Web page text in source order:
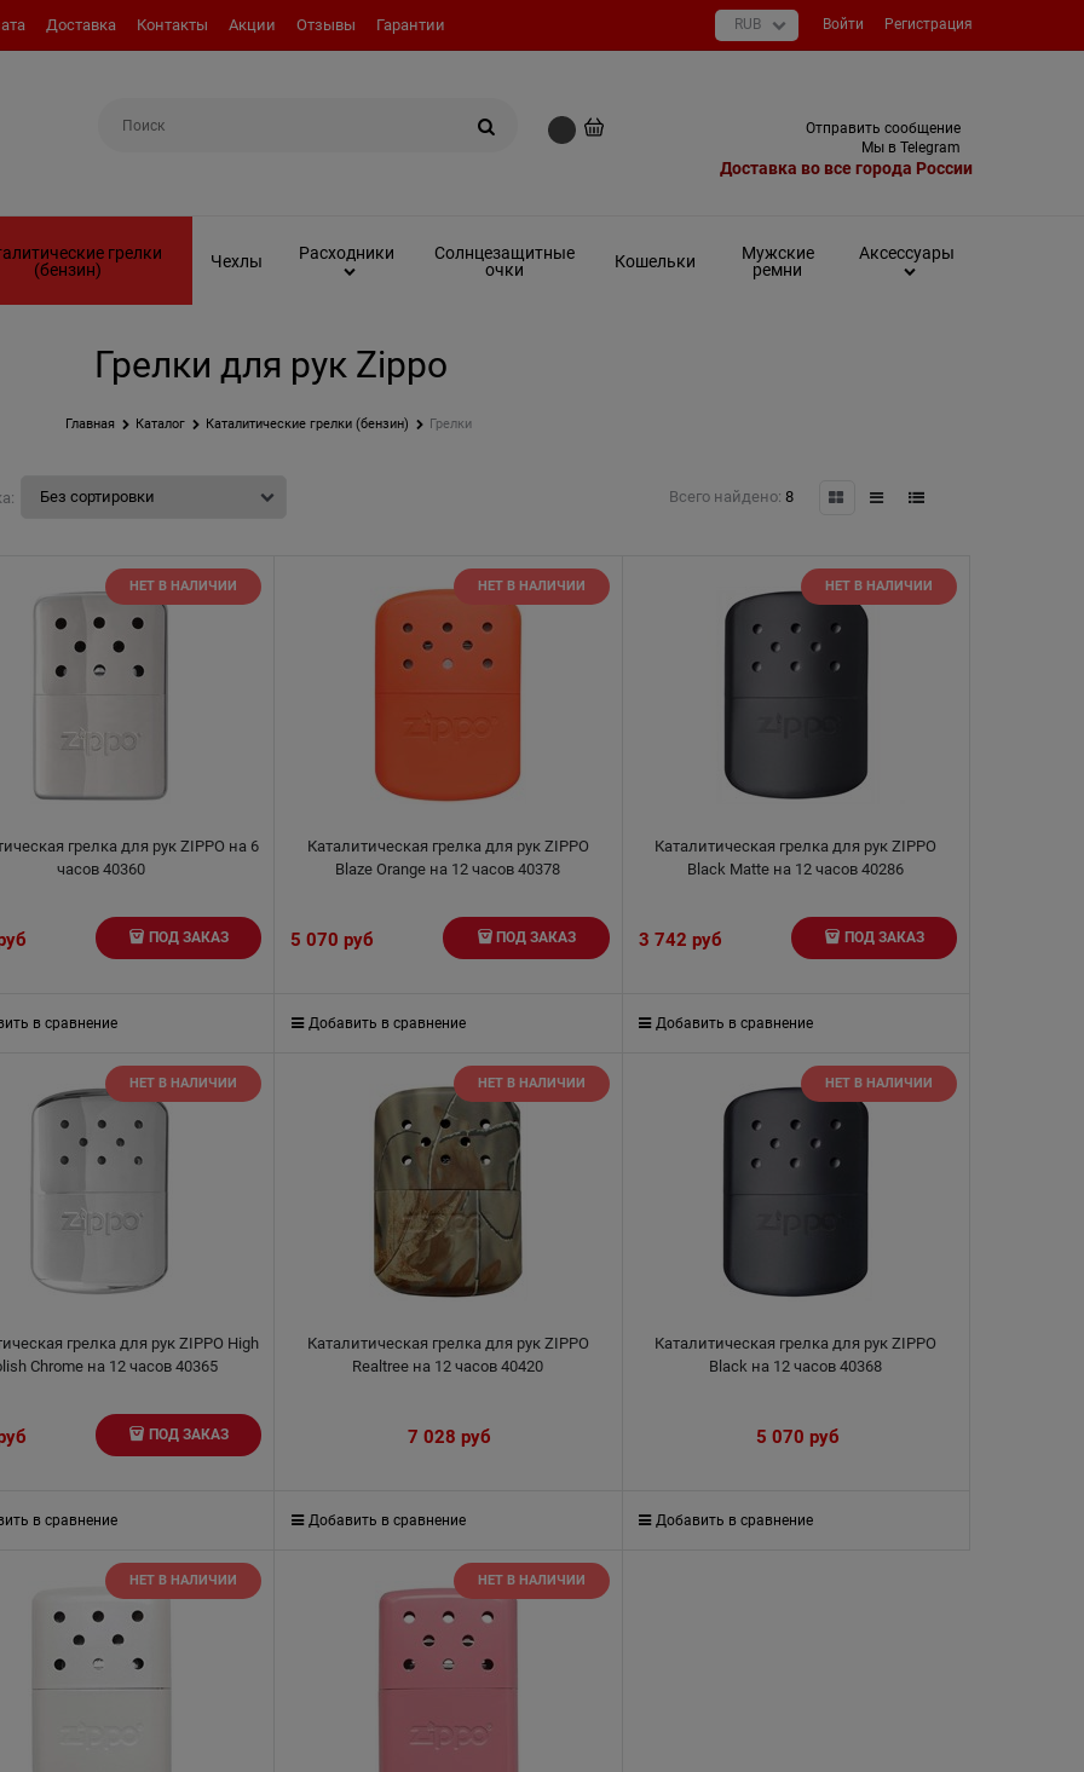
Доставка Контакты Акции Отзывы Гарантии Войти Регистрация
Отправить сообщение
Мы в Telegram
Доставка во все города России
грелки
(бензин)
Чехлы Расходники
Солнцезащитные
очки
Кошельки
Мужские
ремни
Аксессуары
Грелки для рук Zippo
Главная Каталог Каталитические грелки (бензин) Грелки
Всего найдено: 8
грелка для рук ZIPPO на 6
часов 40360
НЕТ В НАЛИЧИИ
ПОД ЗАКАЗ
в сравнение
Каталитическая грелка для рук ZIPPO
Blaze Orange на 12 часов 40378
НЕТ В НАЛИЧИИ
5 070 руб ПОД ЗАКАЗ
Добавить в сравнение
Каталитическая грелка для рук ZIPPO
Black Matte на 12 часов 40286
НЕТ В НАЛИЧИИ
3 742 руб ПОД ЗАКАЗ
Добавить в сравнение
грелка для рук ZIPPO High
Chrome на 12 часов 40365
НЕТ В НАЛИЧИИ
ПОД ЗАКАЗ
в сравнение
Каталитическая грелка для рук ZIPPO
Realtree на 12 часов 40420
НЕТ В НАЛИЧИИ
7 028 руб
Добавить в сравнение
Каталитическая грелка для рук ZIPPO
Black на 12 часов 40368
НЕТ В НАЛИЧИИ
5 070 руб
Добавить в сравнение
НЕТ В НАЛИЧИИ НЕТ В НАЛИЧИИ